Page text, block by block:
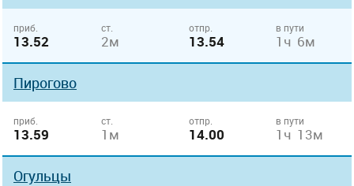
приб.
13.52
ст.
2м
отпр.
13.54
в пути
1ч 6м
Пирогово
приб.
13.59
ст.
1м
отпр.
14.00
в пути
1ч 13м
Огульцы